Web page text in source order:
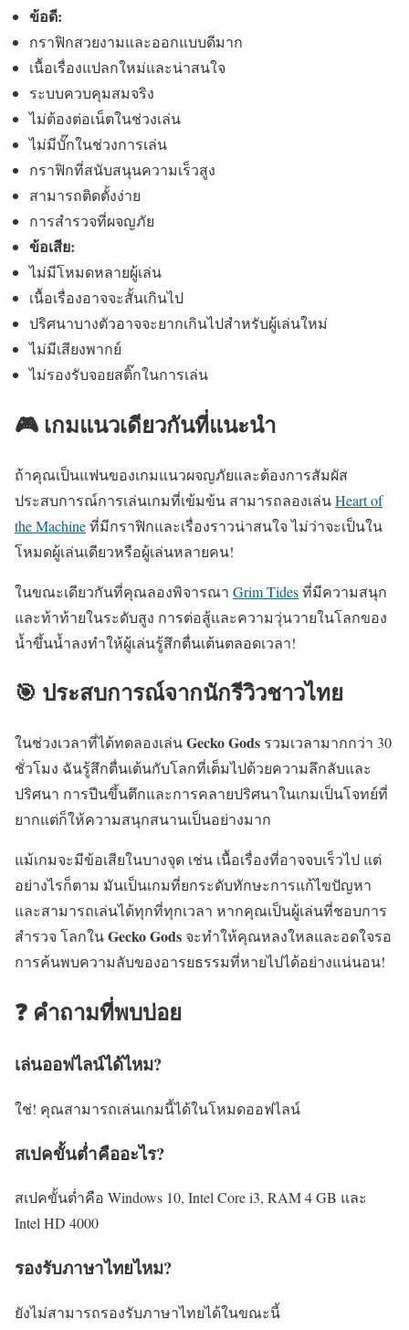
ข้อดี:
กราฟิกสวยงามและออกแบบดีมาก
เนื้อเรื่องแปลกใหม่และน่าสนใจ
ระบบควบคุมสมจริง
ไม่ต้องต่อเน็ตในช่วงเล่น
ไม่มีบั๊กในช่วงการเล่น
กราฟิกที่สนับสนุนความเร็วสูง
สามารถติดตั้งง่าย
การสำรวจที่ผจญภัย
ข้อเสีย:
ไม่มีโหมดหลายผู้เล่น
เนื้อเรื่องอาจจะสั้นเกินไป
ปริศนาบางตัวอาจจะยากเกินไปสำหรับผู้เล่นใหม่
ไม่มีเสียงพากย์
ไม่รองรับจอยสติ๊กในการเล่น
🎮 เกมแนวเดียวกันที่แนะนำ
ถ้าคุณเป็นแฟนของเกมแนวผจญภัยและต้องการสัมผัส
ประสบการณ์การเล่นเกมที่เข้มข้น สามารถลองเล่นHeart of
the Machineที่มีกราฟิกและเรื่องราวน่าสนใจ ไม่ว่าจะเป็นใน
โหมดผู้เล่นเดียวหรือผู้เล่นหลายคน!
ในขณะเดียวกันที่คุณลองพิจารณา Grim Tidesที่มีความสนุก
และท้าท้ายในระดับสูง การต่อสู้และความวุ่นวายในโลกของ
น้ำขึ้นน้ำลงทำให้ผู้เล่นรู้สึกตื่นเต้นตลอดเวลา!
🎯 ประสบการณ์จากนักรีวิวชาวไทย
ในช่วงเวลาที่ได้ทดลองเล่นGecko Gods รวมเวลามากกว่า 30
ชั่วโมง ฉันรู้สึกตื่นเต้นกับโลกที่เต็มไปด้วยความลึกลับและ
ปริศนา การปีนขึ้นตึกและการคลายปริศนาในเกมเป็นโจทย์ที่
ยากแต่ก็ให้ความสนุกสนานเป็นอย่างมาก
แม้เกมจะมีข้อเสียในบางจุด เช่น เนื้อเรื่องที่อาจจบเร็วไป แต่
อย่างไรก็ตาม มันเป็นเกมที่ยกระดับทักษะการแก้ไขปัญหา
และสามารถเล่นได้ทุกที่ทุกเวลา หากคุณเป็นผู้เล่นที่ชอบการ
สำรวจ โลกในGecko Gods จะทำให้คุณหลงใหลและอดใจรอ
การค้นพบความลับของอารยธรรมที่หายไปได้อย่างแน่นอน!
❓ คำถามที่พบบ่อย
เล่นออฟไลน์ได้ไหม?
ใช่! คุณสามารถเล่นเกมนี้ได้ในโหมดออฟไลน์
สเปคขั้นต่ำคืออะไร?
สเปคขั้นต่ำคือ Windows 10, Intel Core i3, RAM 4 GB และ
Intel HD 4000
รองรับภาษาไทยไหม?
ยังไม่สามารถรองรับภาษาไทยได้ในขณะนี้